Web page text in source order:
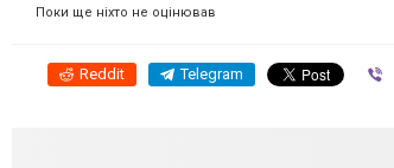
Поки ще ніхто не оцінював
Reddit Telegram